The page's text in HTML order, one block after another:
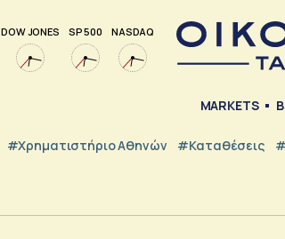
DOW JONES SP 500 NASDAQ
MARKETS
#Χρηματιστήριο Αθηνών #Καταθέσεις